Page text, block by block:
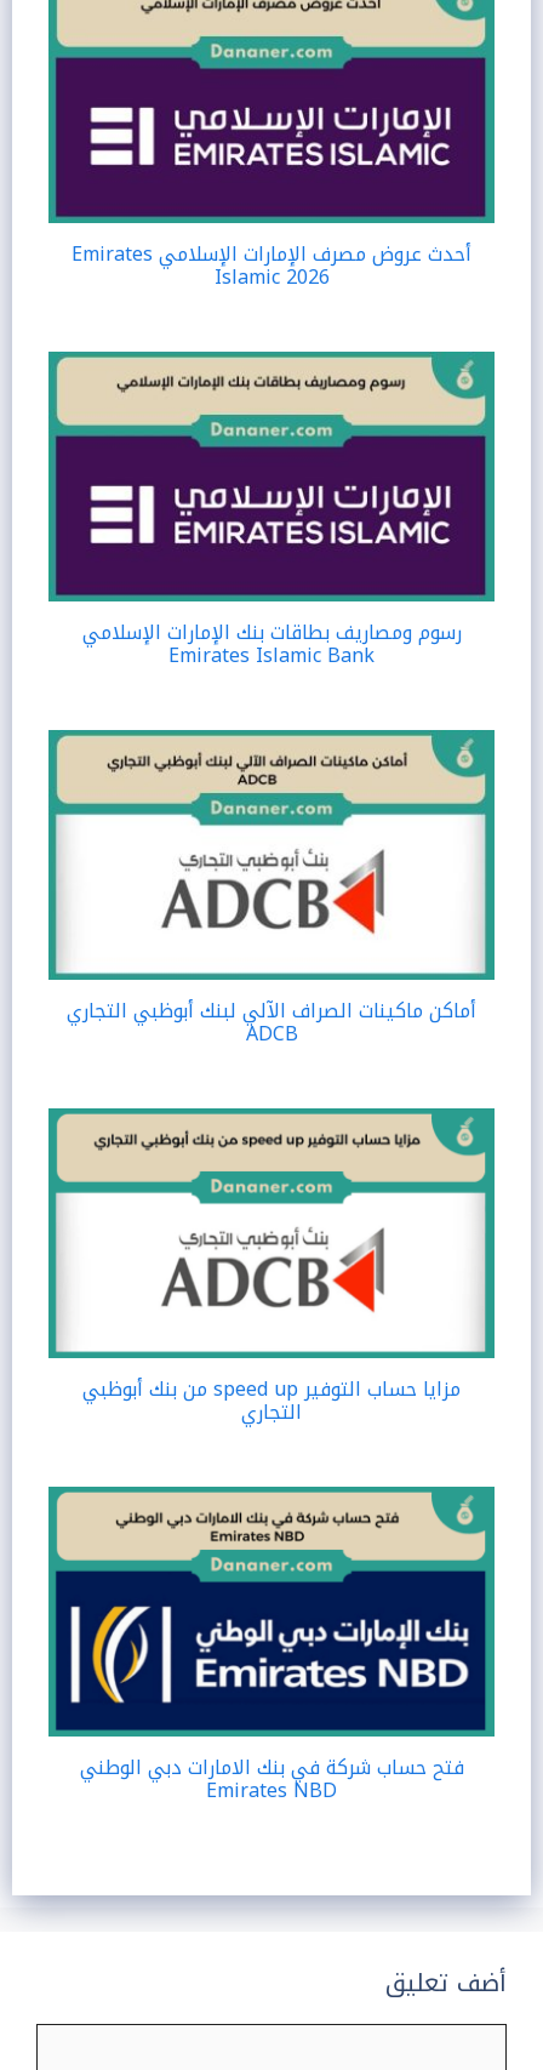
أحدث عروض مصرف الإمارات الإسلامي Emirates
Islamic 2026
رسوم ومصاريف بطاقات بنك الإمارات الإسلامي
Emirates Islamic Bank
أماكن ماكينات الصراف الآلي لبنك أبوظبي التجاري
ADCB
مزايا حساب التوفير speed up من بنك أبوظبي
التجاري
فتح حساب شركة في بنك الامارات دبي الوطني
Emirates NBD
أضف تعليق